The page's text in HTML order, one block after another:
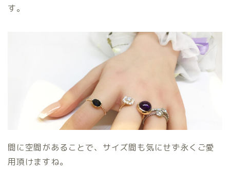
す。
間に空間があることで、サイズ間も気にせず永くご愛
用頂けますね。